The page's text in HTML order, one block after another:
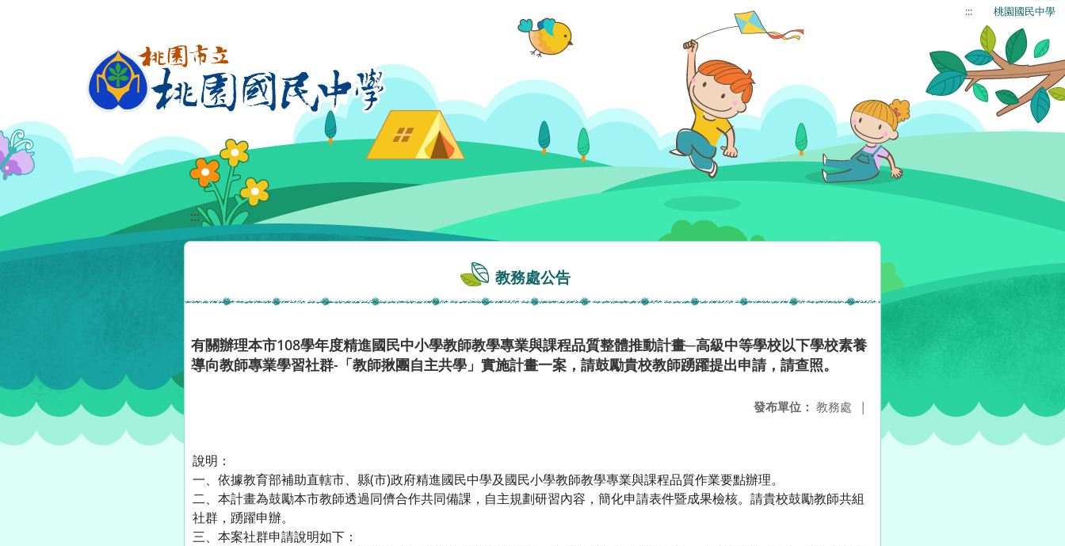
::: 桃園國民中學
:::
教務處公告
有關辦理本市108學年度精進國民中小學教師教學專業與課程品質整體推動計畫─高級中等學校以下學校素養
導向教師專業學習社群-「教師揪團自主共學」實施計畫一案，請鼓勵貴校教師踴躍提出申請，請查照。
發布單位： 教務處 |
說明：
一、依據教育部補助直轄市、縣(市)政府精進國民中學及國民小學教師教學專業與課程品質作業要點辦理。
二、本計畫為鼓勵本市教師透過同儕合作共同備課，自主規劃研習內容，簡化申請表件暨成果檢核。請貴校鼓勵教師共組
社群，踴躍申辦。
三、本案社群申請說明如下：